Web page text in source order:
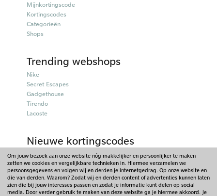
Mijnkortingscode
Kortingscodes
Categorieën
Shops
Trending webshops
Nike
Secret Escapes
Gadgethouse
Tirendo
Lacoste
Nieuwe kortingscodes
Parfumado kortingscodes
Fitpen kortingscodes
Tiqets kortingscodes
Charles & Keith kortingscodes
Lookfantastic kortingscodes
Om jouw bezoek aan onze website nóg makkelijker en persoonlijker te maken
zetten we cookies en vergelijkbare technieken in. Hiermee verzamelen we
persoonsgegevens en volgen wij en derden je internetgedrag. Op onze website en
die van derden. Waarom? Zodat wij en derden content of advertenties kunnen laten
zien die bij jouw interesses passen en zodat je informatie kunt delen op social
media. Door verder gebruik te maken van deze website ga je hiermee akkoord. Je